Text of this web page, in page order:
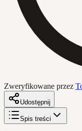
Zweryfikowane przez
Udostępnij
Spis treści